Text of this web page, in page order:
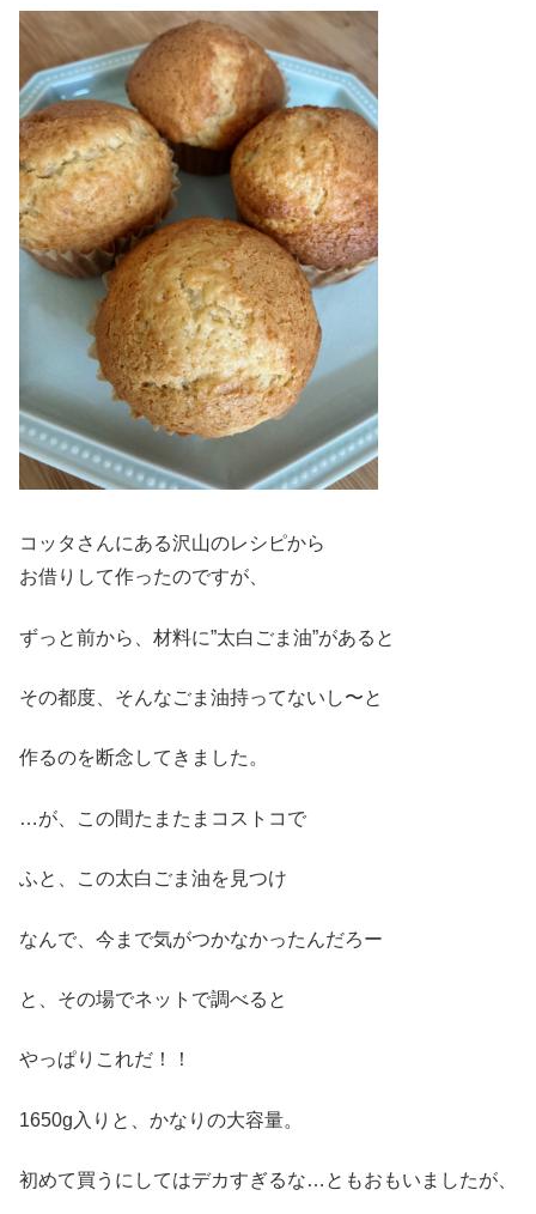
コッタさんにある沢山のレシピから
お借りして作ったのですが、
ずっと前から、材料に”太白ごま油”があると
その都度、そんなごま油持ってないし〜と
作るのを断念してきました。
…が、この間たまたまコストコで
ふと、この太白ごま油を見つけ
なんで、今まで気がつかなかったんだろー
と、その場でネットで調べると
やっぱりこれだ！！
1650g入りと、かなりの大容量。
初めて買うにしてはデカすぎるな…ともおもいましたが、